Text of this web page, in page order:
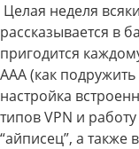
Целая неделя
рассказывается в
пригодится
ААА (как
настройка
типов VPN и
“айписец”, а также